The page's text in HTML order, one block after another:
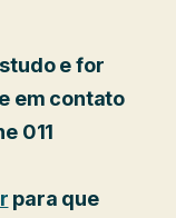
e for
em contato
011
para que